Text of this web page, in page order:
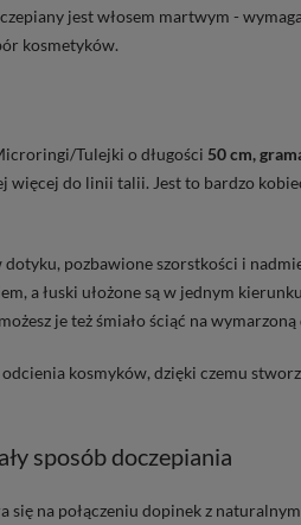
jest włosem martwym -
kosmetyków.
Tulejki o długości 50 cm,
więcej do linii talii. Jest to bardzo
pozbawione szorstkości i
a łuski ułożone są w jednym
je też śmiało ściąć na wymarzoną
kosmyków, dzięki czemu
sposób doczepiania
na połączeniu dopinek z